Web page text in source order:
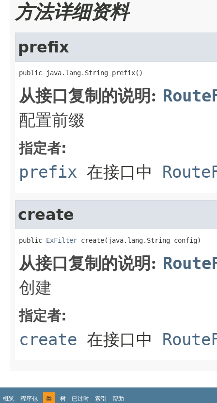
方法详细资料
prefix
public java.lang.String prefix()
从接口复制的说明:
配置前缀
指定者:
prefix 在接口中
create
public ExFilter create(java.lang.String config)
从接口复制的说明:
创建
指定者:
create 在接口中
概览 程序包 类 树 已过时 索引 帮助